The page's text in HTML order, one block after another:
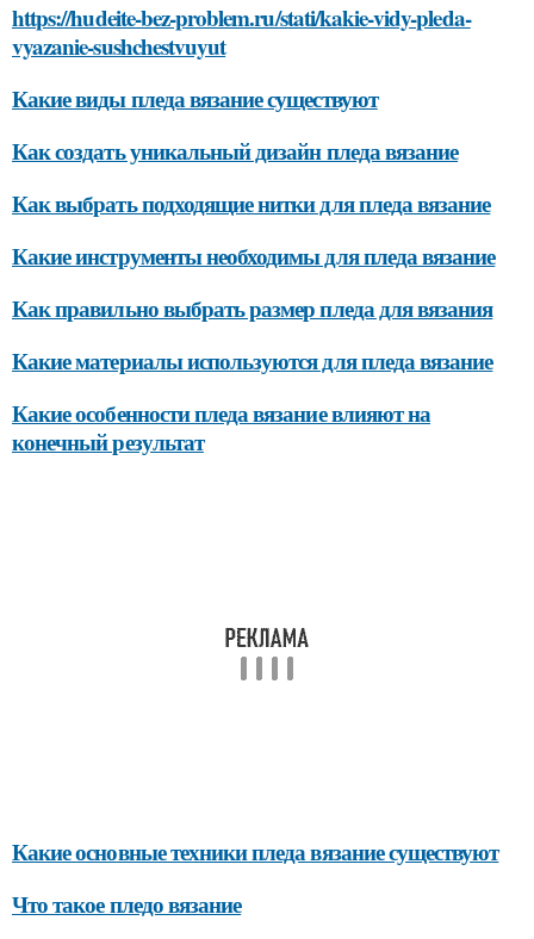
https://hudeite-bez-problem.ru/stati/kakie-vidy-pleda-
vyazanie-sushchestvuyut
Какие виды пледа вязание существуют
Как создать уникальный дизайн пледа вязание
Как выбрать подходящие нитки для пледа вязание
Какие инструменты необходимы для пледа вязание
Как правильно выбрать размер пледа для вязания
Какие материалы используются для пледа вязание
Какие особенности пледа вязание влияют на
конечный результат
Какие основные техники пледа вязание существуют
Что такое пледо вязание